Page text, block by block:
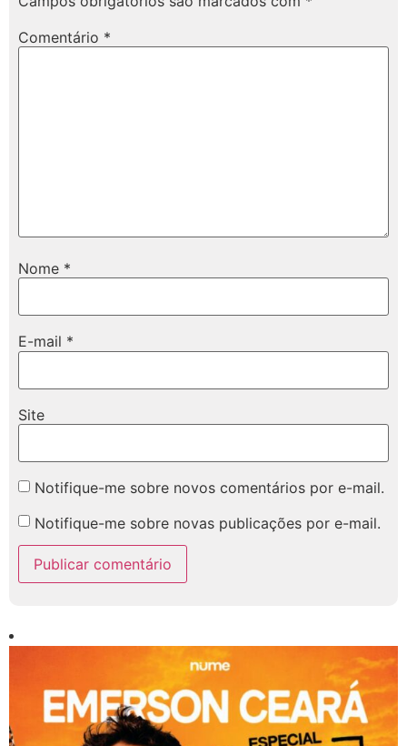
Comentário *
Nome *
E-mail *
Site
Notifique-me sobre novos comentários por e-mail.
Notifique-me sobre novas publicações por e-mail.